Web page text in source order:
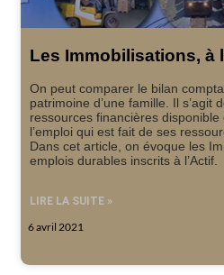
Les Immobilisations, à
On peut comparer le bilan
patrimoine d’une famille. Il s’agit
ressources financières
l’emploi qui est fait de ses
Dans cet article, on évoque les
emplois durables inscrits à l’Actif.
LIRE LA SUITE »
6 avril 2021